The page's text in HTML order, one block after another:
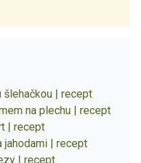
šlehačkou | recept
na plechu | recept
| recept
jahodami | recept
| recept